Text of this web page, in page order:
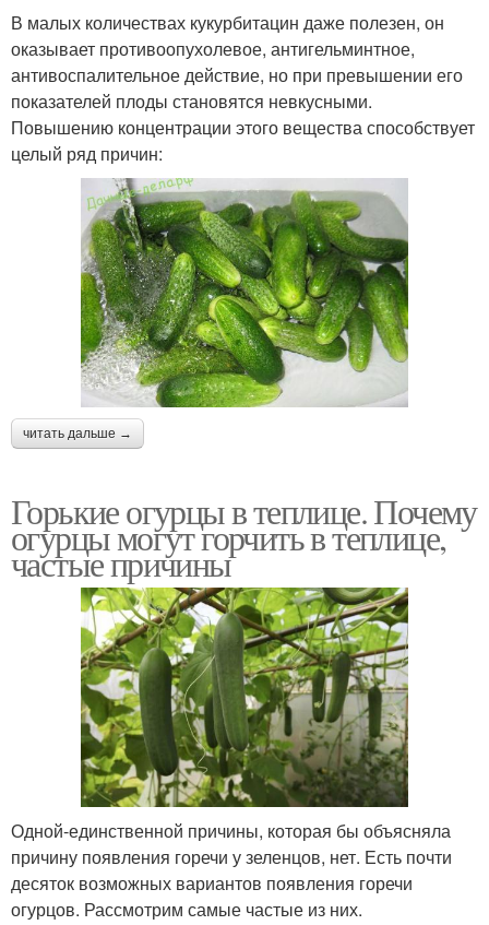
В малых количествах кукурбитацин даже полезен, он
оказывает противоопухолевое, антигельминтное,
антивоспалительное действие, но при превышении его
показателей плоды становятся невкусными.
Повышению концентрации этого вещества способствует
целый ряд причин:
читать дальше →
Горькие огурцы в теплице. Почему
огурцы могут горчить в теплице,
частые причины
Одной-единственной причины, которая бы объясняла
причину появления горечи у зеленцов, нет. Есть почти
десяток возможных вариантов появления горечи
огурцов. Рассмотрим самые частые из них.